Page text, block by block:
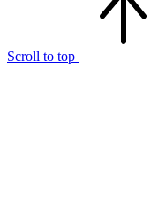
Scroll to top